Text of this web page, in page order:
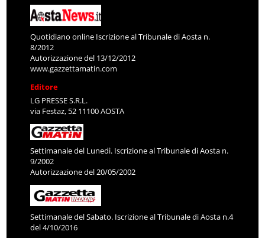
Quotidiano online Iscrizione al Tribunale di Aosta n.
8/2012
Autorizzazione del 13/12/2012
www.gazzettamatin.com
Editore
LG PRESSE S.R.L.
via Festaz, 52 11100 AOSTA
Settimanale del Lunedì. Iscrizione al Tribunale di Aosta n.
9/2002
Autorizzazione del 20/05/2002
Settimanale del Sabato. Iscrizione al Tribunale di Aosta n.4
del 4/10/2016